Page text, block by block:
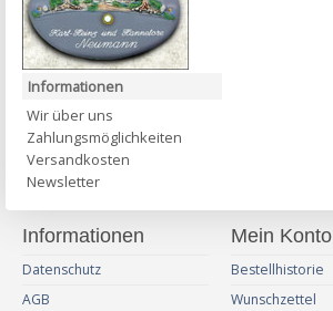
Informationen
Wir über uns
Zahlungsmöglichkeiten
Versandkosten
Newsletter
Informationen
Datenschutz
AGB
Mein Konto
Bestellhistorie
Wunschzettel